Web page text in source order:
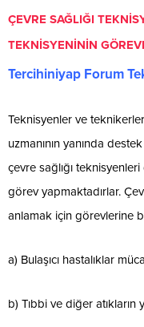
ÇEVRE SAĞLIĞI
TEKNİSYENİNİN
Tercihiniyap Forum
Teknisyenler ve
uzmanının yanında
çevre sağlığı
görev yapmaktadırlar.
anlamak için görevlerine
a) Bulaşıcı hastalıklar
b) Tıbbi ve diğer